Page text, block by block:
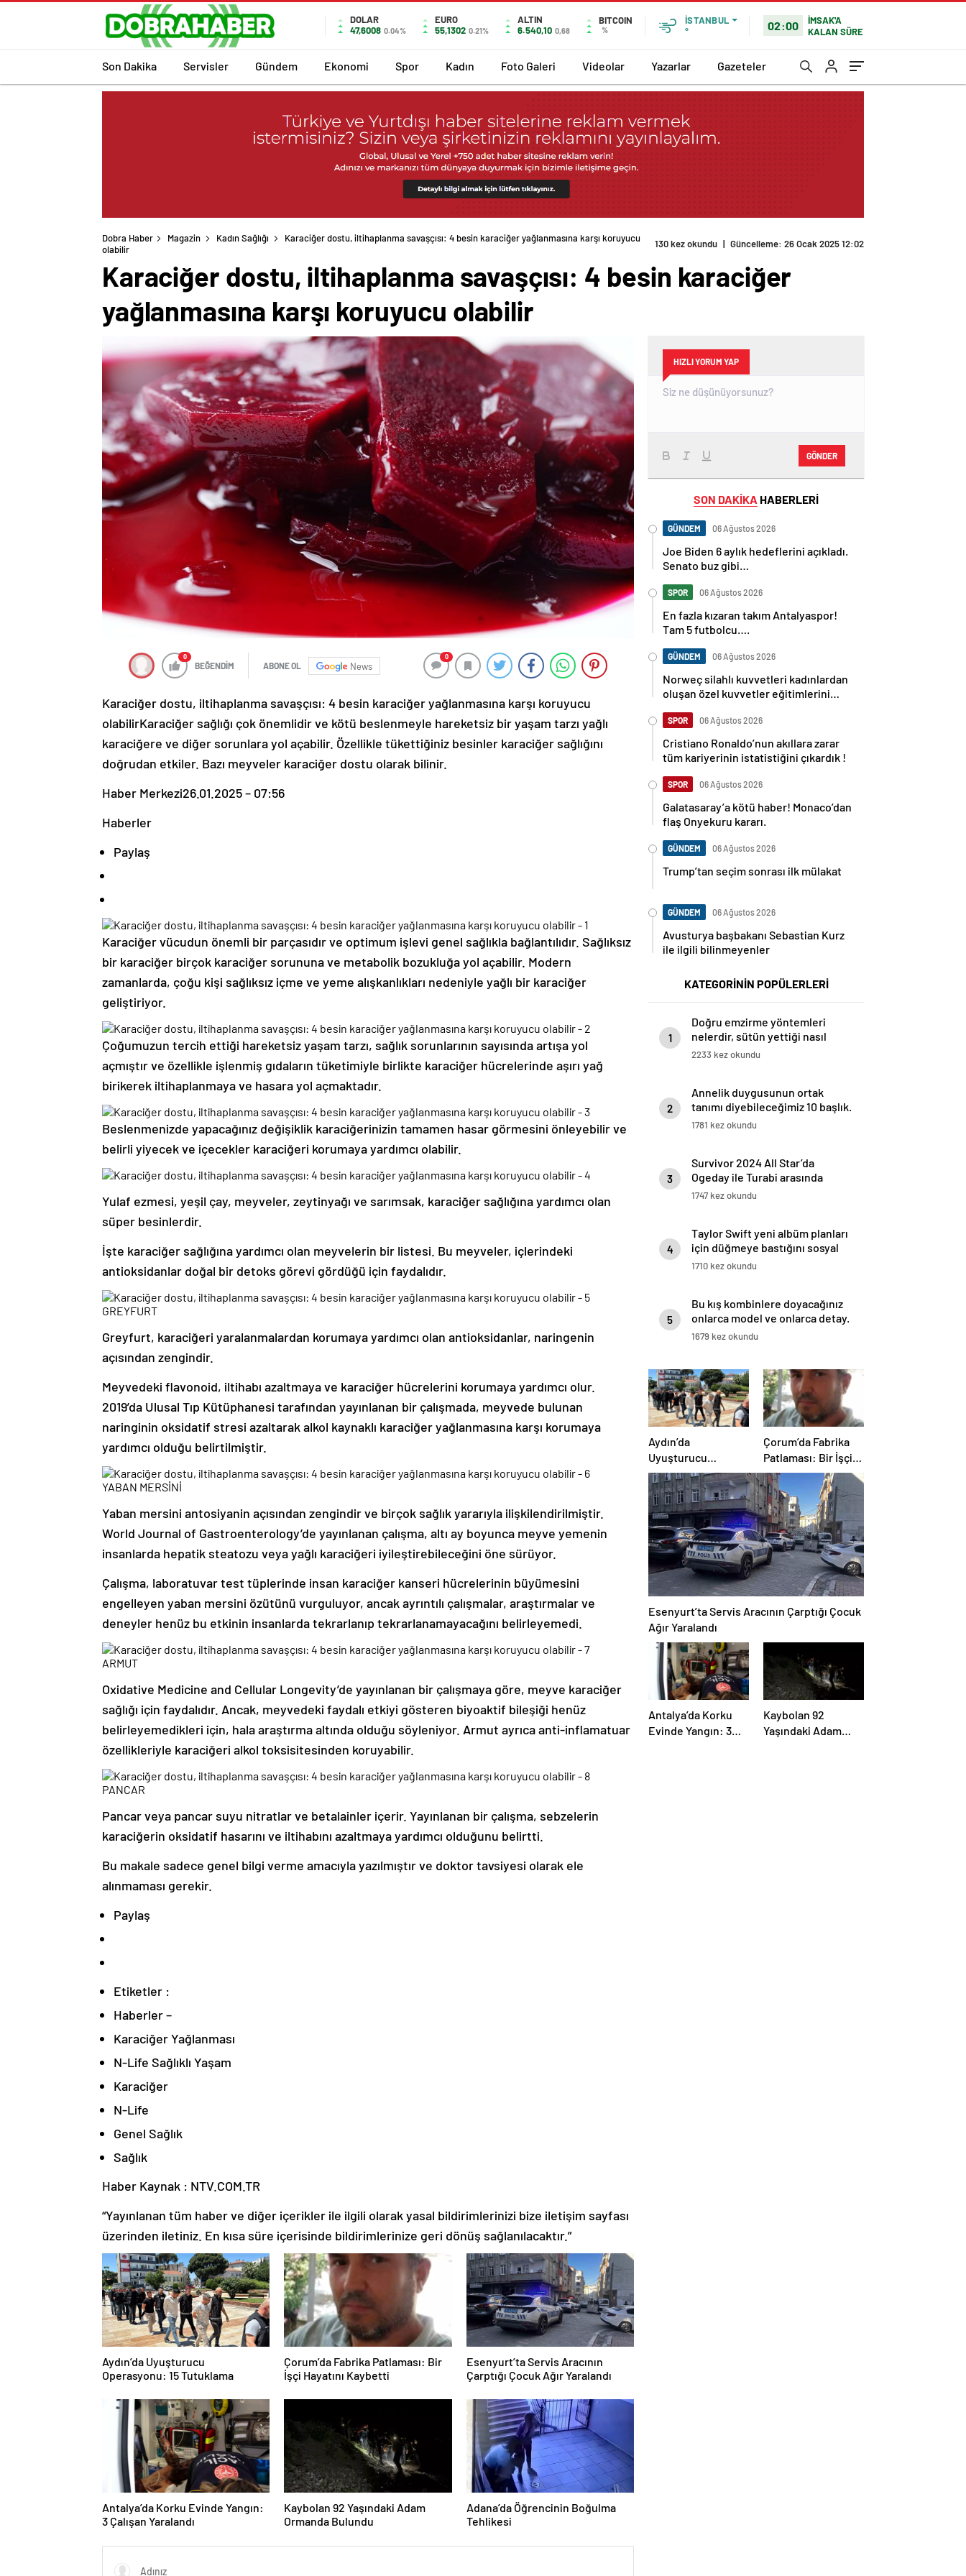
DOLAR
47,6008 0.04%
EURO
55,1302 0.21%
ALTIN
6.540,10 0,68
BITCOIN
%
İSTANBUL
°
02:00
İMSAK'A
KALAN SÜRE
Son Dakika Servisler Gündem Ekonomi Spor Kadın Foto Galeri Videolar Yazarlar Gazeteler
Dobra Haber Magazin Kadın Sağlığı Karaciğer dostu, iltihaplanma savaşçısı: 4 besin karaciğer yağlanmasına karşı koruyucu olabilir
Karaciğer dostu, iltihaplanma savaşçısı: 4 besin karaciğer
yağlanmasına karşı koruyucu olabilir
News
olabilirKaraciğer sağlığı çok önemlidir ve kötü beslenmeyle hareketsiz bir yaşam tarzı yağlı
karaciğere ve diğer sorunlara yol açabilir. Özellikle tükettiğiniz besinler karaciğer sağlığını
doğrudan etkiler. Bazı meyveler karaciğer dostu olarak bilinir.
Karaciğer vücudun önemli bir parçasıdır ve optimum işlevi genel sağlıkla bağlantılıdır. Sağlıksız
bir karaciğer birçok karaciğer sorununa ve metabolik bozukluğa yol açabilir. Modern
zamanlarda, çoğu kişi sağlıksız içme ve yeme alışkanlıkları nedeniyle yağlı bir karaciğer
geliştiriyor.
Çoğumuzun tercih ettiği hareketsiz yaşam tarzı, sağlık sorunlarının sayısında artışa yol
açmıştır ve özellikle işlenmiş gıdaların tüketimiyle birlikte karaciğer hücrelerinde aşırı yağ
birikerek iltihaplanmaya ve hasara yol açmaktadır.
Beslenmenizde yapacağınız değişiklik karaciğerinizin tamamen hasar görmesini önleyebilir ve
belirli yiyecek ve içecekler karaciğeri korumaya yardımcı olabilir.
süper besinlerdir.
antioksidanlar doğal bir detoks görevi gördüğü için faydalıdır.
GREYFURT
açısından zengindir.
2019’da Ulusal Tıp Kütüphanesi tarafından yayınlanan bir çalışmada, meyvede bulunan
naringinin oksidatif stresi azaltarak alkol kaynaklı karaciğer yağlanmasına karşı korumaya
yardımcı olduğu belirtilmiştir.
YABAN MERSİNİ
World Journal of Gastroenterology’de yayınlanan çalışma, altı ay boyunca meyve yemenin
insanlarda hepatik steatozu veya yağlı karaciğeri iyileştirebileceğini öne sürüyor.
engelleyen yaban mersini özütünü vurguluyor, ancak ayrıntılı çalışmalar, araştırmalar ve
deneyler henüz bu etkinin insanlarda tekrarlanıp tekrarlanamayacağını belirleyemedi.
ARMUT
sağlığı için faydalıdır. Ancak, meyvedeki faydalı etkiyi gösteren biyoaktif bileşiği henüz
belirleyemedikleri için, hala araştırma altında olduğu söyleniyor. Armut ayrıca anti-inflamatuar
özellikleriyle karaciğeri alkol toksisitesinden koruyabilir.
PANCAR
karaciğerin oksidatif hasarını ve iltihabını azaltmaya yardımcı olduğunu belirtti.
alınmaması gerekir.
N-Life Sağlıklı Yaşam
üzerinden iletiniz. En kısa süre içerisinde bildirimlerinize geri dönüş sağlanılacaktır.”
Aydın’da Uyuşturucu
Operasyonu: 15 Tutuklama
Çorum’da Fabrika Patlaması: Bir
İşçi Hayatını Kaybetti
Esenyurt’ta Servis Aracının
Çarptığı Çocuk Ağır Yaralandı
Antalya’da Korku Evinde Yangın:
3 Çalışan Yaralandı
Kaybolan 92 Yaşındaki Adam
Ormanda Bulundu
Adana’da Öğrencinin Boğulma
Tehlikesi
HIZLI YORUM YAP
GÖNDER
Joe Biden 6 aylık hedeflerini açıkladı.
Senato buz gibi…
En fazla kızaran takım Antalyaspor!
Tam 5 futbolcu….
Norweç silahlı kuvvetleri kadınlardan
oluşan özel kuvvetler eğitimlerini
başlattı.
Cristiano Ronaldo’nun akıllara zarar
tüm kariyerinin istatistiğini çıkardık !
Galatasaray’a kötü haber! Monaco’dan
flaş Onyekuru kararı.
Trump’tan seçim sonrası ilk mülakat
Avusturya başbakanı Sebastian Kurz
ile ilgili bilinmeyenler
1
nelerdir, sütün yettiği nasıl
anlaşılır?
2233 kez okundu
2
tanımı diyebileceğimiz 10 başlık.
1781 kez okundu
3
Ogeday ile Turabi arasında
gerginlik tırmandı! Adaya veda
eden isim belli oldu
1747 kez okundu
4
için düğmeye bastığını sosyal
medyadan duyurdu!
1710 kez okundu
5
onlarca model ve onlarca detay.
1679 kez okundu
Aydın’da
Uyuşturucu
Operasyonu: 15
Tutuklama
Çorum’da Fabrika
Patlaması: Bir İşçi
Hayatını Kaybetti
Esenyurt’ta Servis Aracının Çarptığı Çocuk
Ağır Yaralandı
Antalya’da Korku
Evinde Yangın: 3
Çalışan Yaralandı
Kaybolan 92
Yaşındaki Adam
Ormanda Bulundu